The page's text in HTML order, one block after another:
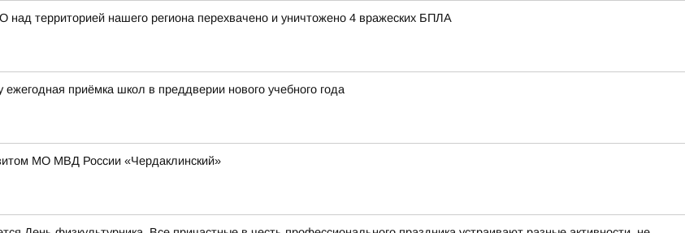
территорией нашего региона перехвачено и уничтожено 4 вражеских БПЛА
приёмка школ в преддверии нового учебного года
МО МВД России «Чердаклинский»